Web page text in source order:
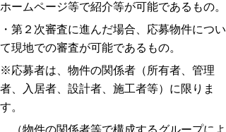
ホームページ等で紹介等が可能であるもの。
・第２次審査に進んだ場合、応募物件につい
て現地での審査が可能であるもの。
※応募者は、物件の関係者（所有者、管理
者、入居者、設計者、施工者等）に限りま
す。